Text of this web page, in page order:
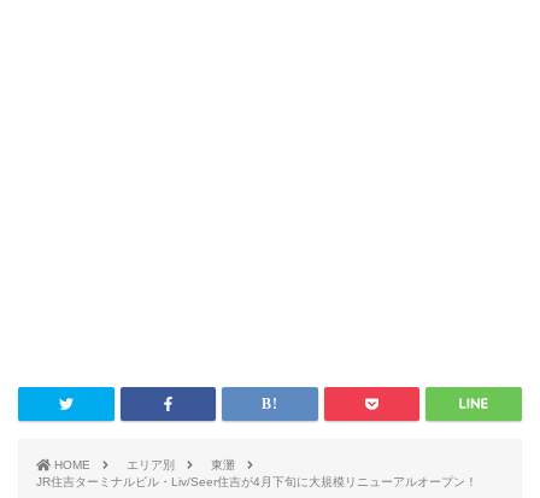
HOME エリア別
東灘
JR住吉ターミナルビル・Liv/Seer住吉が4月下旬に大規模リニューアルオープン！